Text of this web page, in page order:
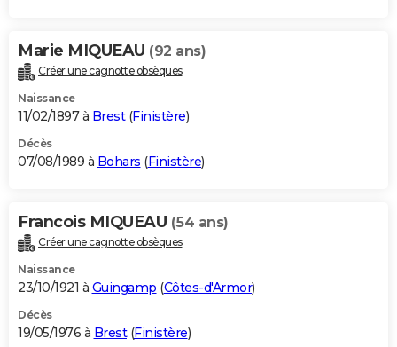
Marie MIQUEAU (92 ans)
Créer une cagnotte obsèques
Naissance
11/02/1897 à Brest(Finistère)
Décès
07/08/1989 à Bohars (Finistère)
Francois MIQUEAU (54 ans)
Créer une cagnotte obsèques
Naissance
23/10/1921 à Guingamp (Côtes-d'Armor)
Décès
19/05/1976 à Brest(Finistère)